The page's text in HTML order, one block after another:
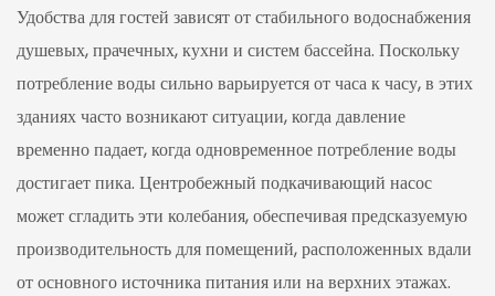
Удобства для гостей зависят от стабильного водоснабжения
душевых, прачечных, кухни и систем бассейна. Поскольку
потребление воды сильно варьируется от часа к часу, в этих
зданиях часто возникают ситуации, когда давление
временно падает, когда одновременное потребление воды
достигает пика. Центробежный подкачивающий насос
может сгладить эти колебания, обеспечивая предсказуемую
производительность для помещений, расположенных вдали
от основного источника питания или на верхних этажах.